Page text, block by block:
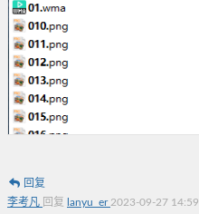
回复
李考凡 回复 lanyu_er 2023-09-27 14:59